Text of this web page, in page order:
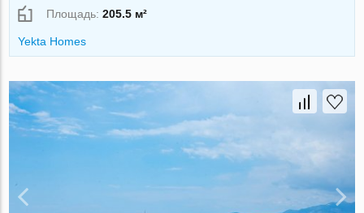
Площадь:205.5 м²
Yekta Homes